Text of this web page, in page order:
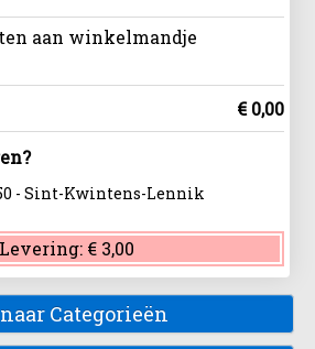
aan winkelmandje
€ 0,00
- Sint-Kwintens-Lennik
Levering: € 3,00
naar Categorieën